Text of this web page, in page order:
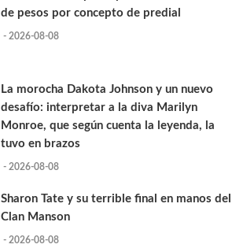
de pesos por concepto de predial
- 2026-08-08
La morocha Dakota Johnson y un nuevo
desafío: interpretar a la diva Marilyn
Monroe, que según cuenta la leyenda, la
tuvo en brazos
- 2026-08-08
Sharon Tate y su terrible final en manos del
Clan Manson
- 2026-08-08